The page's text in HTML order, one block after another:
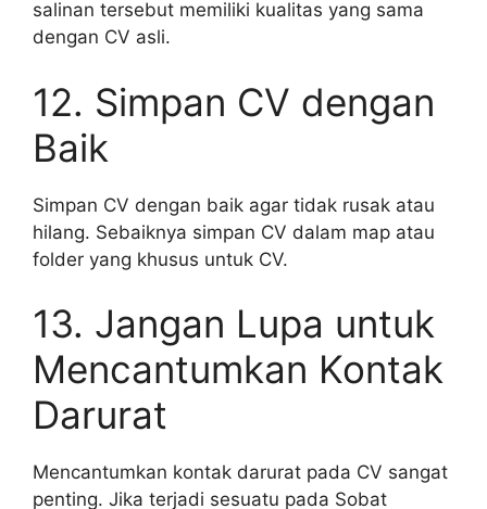
salinan tersebut memiliki kualitas yang sama
dengan CV asli.
12. Simpan CV dengan
Baik
Simpan CV dengan baik agar tidak rusak atau
hilang. Sebaiknya simpan CV dalam map atau
folder yang khusus untuk CV.
13. Jangan Lupa untuk
Mencantumkan Kontak
Darurat
Mencantumkan kontak darurat pada CV sangat
penting. Jika terjadi sesuatu pada Sobat